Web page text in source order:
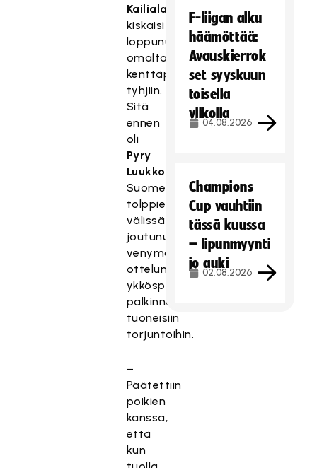
Kailiala
kiskaisi
loppunumerot
omalta
kenttäpuoliskolta
tyhjiin.
Sitä
ennen
oli
Pyry
Luukkonen
Suomen
tolppien
välissä
joutunut
venymään
ottelun
ykköspelaajan
palkinnon
tuoneisiin
torjuntoihin.
–
Päätettiin
poikien
kanssa,
että
kun
F-liigan alku
häämöttää:
Avauskierrok
set syyskuun
toisella
viikolla
04.08.2026
Champions
Cup vauhtiin
tässä kuussa
– lipunmyynti
jo auki
02.08.2026